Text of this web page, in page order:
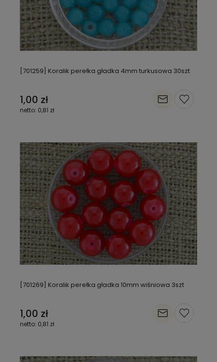
[701259] Koralik perełka gładka 4mm turkusowa 30szt
1,00 zł
0,81 zł
[701269] Koralik perełka gładka 10mm wiśniowa 3szt
1,00 zł
0,81 zł